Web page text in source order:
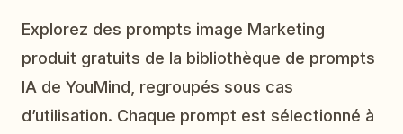
Tarifs
Explorez des prompts image Marketing
produit gratuits de la bibliothèque de prompts
IA de YouMind, regroupés sous cas
d’utilisation. Chaque prompt est sélectionné à